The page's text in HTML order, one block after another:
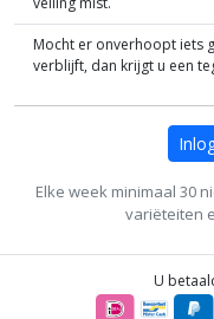
Mocht er onverhoopt iets
verblijft, dan krijgt u een
Elke week minimaal 30
variëteiten
U